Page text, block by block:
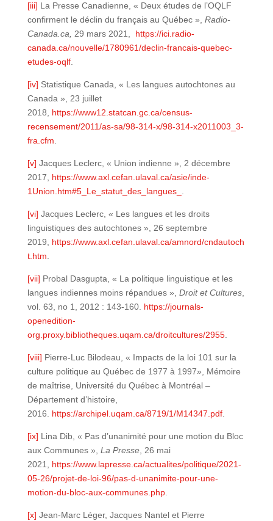
[iii] La Presse Canadienne, « Deux études de l’OQLF
confirment le déclin du français au Québec », Radio-
Canada.ca, 29 mars 2021, https://ici.radio-
canada.ca/nouvelle/1780961/declin-francais-quebec-
etudes-oqlf.
[iv] Statistique Canada, « Les langues autochtones au
Canada », 23 juillet
2018, https://www12.statcan.gc.ca/census-
recensement/2011/as-sa/98-314-x/98-314-x2011003_3-
fra.cfm.
[v] Jacques Leclerc, « Union indienne », 2 décembre
2017, https://www.axl.cefan.ulaval.ca/asie/inde-
1Union.htm#5_Le_statut_des_langues_ .
[vi] Jacques Leclerc, « Les langues et les droits
linguistiques des autochtones », 26 septembre
2019, https://www.axl.cefan.ulaval.ca/amnord/cndautoch
t.htm.
[vii] Probal Dasgupta, « La politique linguistique et les
langues indiennes moins répandues », Droit et Cultures,
vol. 63, no 1, 2012 : 143-160. https://journals-
openedition-
org.proxy.bibliotheques.uqam.ca/droitcultures/2955.
[viii] Pierre-Luc Bilodeau, « Impacts de la loi 101 sur la
culture politique au Québec de 1977 à 1997», Mémoire
de maîtrise, Université du Québec à Montréal –
Département d’histoire,
2016. https://archipel.uqam.ca/8719/1/M14347.pdf.
[ix] Lina Dib, « Pas d’unanimité pour une motion du Bloc
aux Communes », La Presse, 26 mai
2021, https://www.lapresse.ca/actualites/politique/2021-
05-26/projet-de-loi-96/pas-d-unanimite-pour-une-
motion-du-bloc-aux-communes.php.
[x] Jean-Marc Léger, Jacques Nantel et Pierre